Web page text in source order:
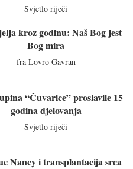
Svjetlo riječi
kroz godinu: Naš Bog jest
Bog mira
fra Lovro Gavran
“Čuvarice” proslavile 15
godina djelovanja
Svjetlo riječi
Nancy i transplantacija srca